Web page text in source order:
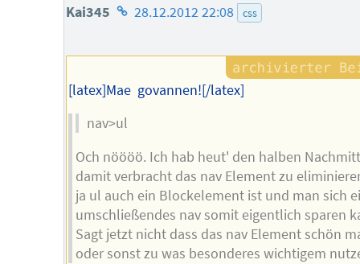
Kai345 Homepage
Autors
28.12.2012 22:08 css
[latex]Mae govannen![/latex]
nav>ul
Och nöööö. Ich hab heut' den halben
damit verbracht das nav Element zu
ja ul auch ein Blockelement ist und man sich
umschließendes nav somit eigentlich sparen
Sagt jetzt nicht dass das nav Element schön
oder sonst zu was besonderes wichtigem